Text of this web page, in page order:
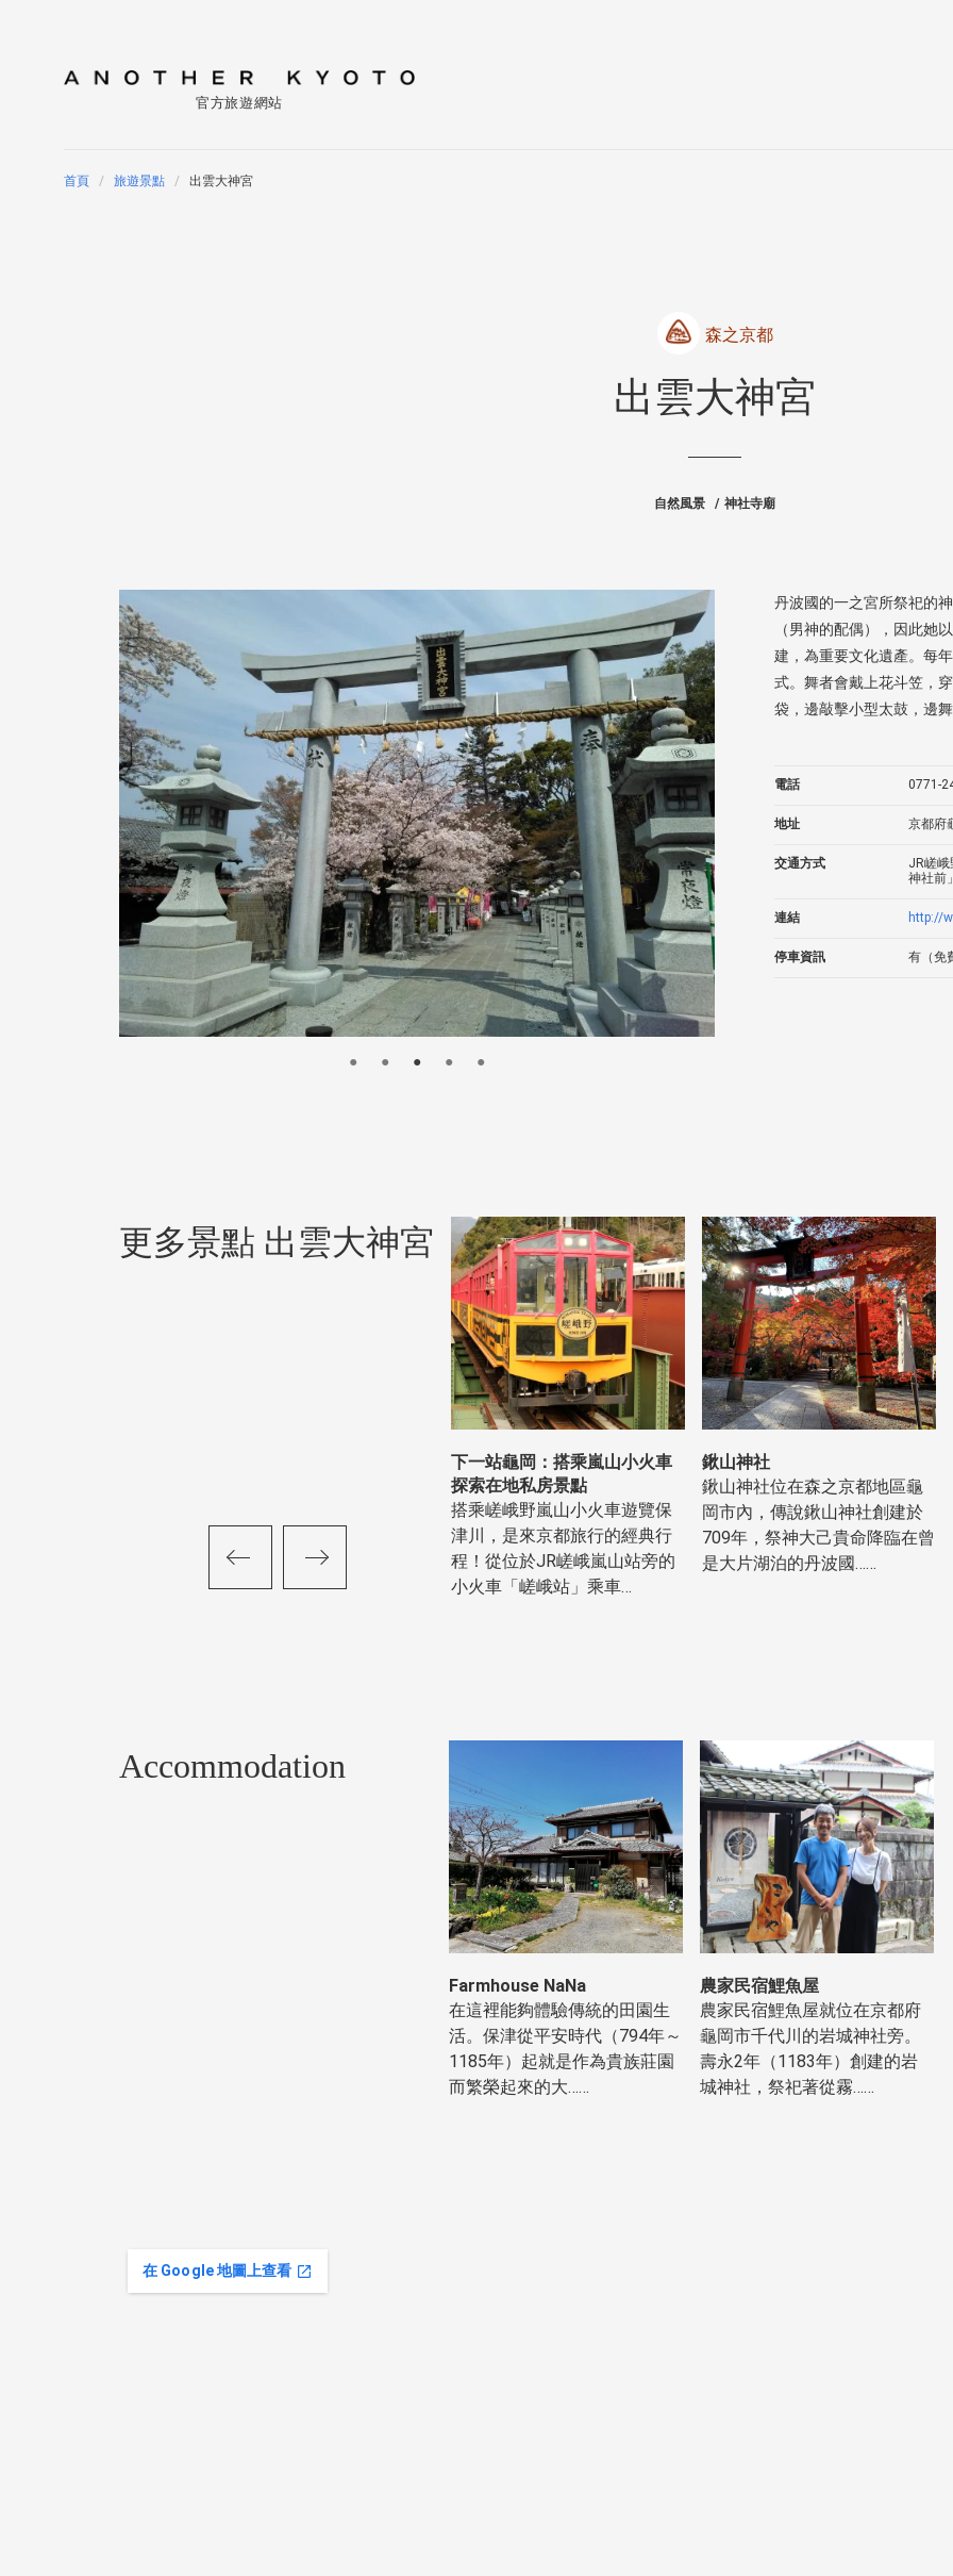
官方旅遊網站
首頁 旅遊景點 出雲大神宮
森之京都
出雲大神宮
自然風景 神社寺廟
丹波國的一之宮所祭祀的
（男神的配偶），因此她
建，為重要文化遺產。每
式。舞者會戴上花斗笠，
袋，邊敲擊小型太鼓，邊
電話 0771-
地址 京都府
交通方式
JR嵯
神社前
連結 http://
停車資訊 有（免
更多景點 出雲大神宮
下一站龜岡：搭乘嵐山小火車
探索在地私房景點
搭乘嵯峨野嵐山小火車遊覽保
津川，是來京都旅行的經典行
程！從位於JR嵯峨嵐山站旁的
小火車「嵯峨站」乘車…
鍬山神社
鍬山神社位在森之京都地區龜
岡市內，傳說鍬山神社創建於
709年，祭神大己貴命降臨在曾
是大片湖泊的丹波國……
Accommodation
Farmhouse NaNa
在這裡能夠體驗傳統的田園生
活。保津從平安時代（794年～
1185年）起就是作為貴族莊園
而繁榮起來的大……
農家民宿鯉魚屋
農家民宿鯉魚屋就位在京都府
龜岡市千代川的岩城神社旁。
壽永2年（1183年）創建的岩
城神社，祭祀著從霧……
在 Google 地圖上查看